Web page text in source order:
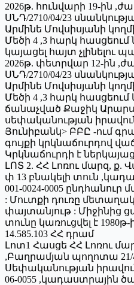
2026թ. հունվարի 19-ին
ՍՆԴ/2710/04/23
Արմինե Մովսիսյանի
Մեծի 4 ,3 հարկ
կայացել հայտ չլինելու
2026թ. փետրվար 12-ին
ՍՆԴ/2710/04/23
Արմինե Մովսիսյանի
Մեծի 4 ,3 հարկ
ճանաչված Քաջիկ
սեփականության
Յունիբանկ> ԲԲԸ -ում
գույքի կրկնաճուրդով
Կրկնաճուրդի է
ԼՈՏ 2. ՀՀ Լոռու մարզ, ք.
փ 13 բնակելի տուն
001-0024-0005 ընդհանուր
: Մուտքի դուռը
փայտանյութ : Միջինից
տունը կառուցվել է
14.585.103 ՀՀ դրամ
Լոտ1 Հասցե ՀՀ Լոռու
,Բաղրամյան պողոտա
Սեփականության
06-0055 ,կադաստրային